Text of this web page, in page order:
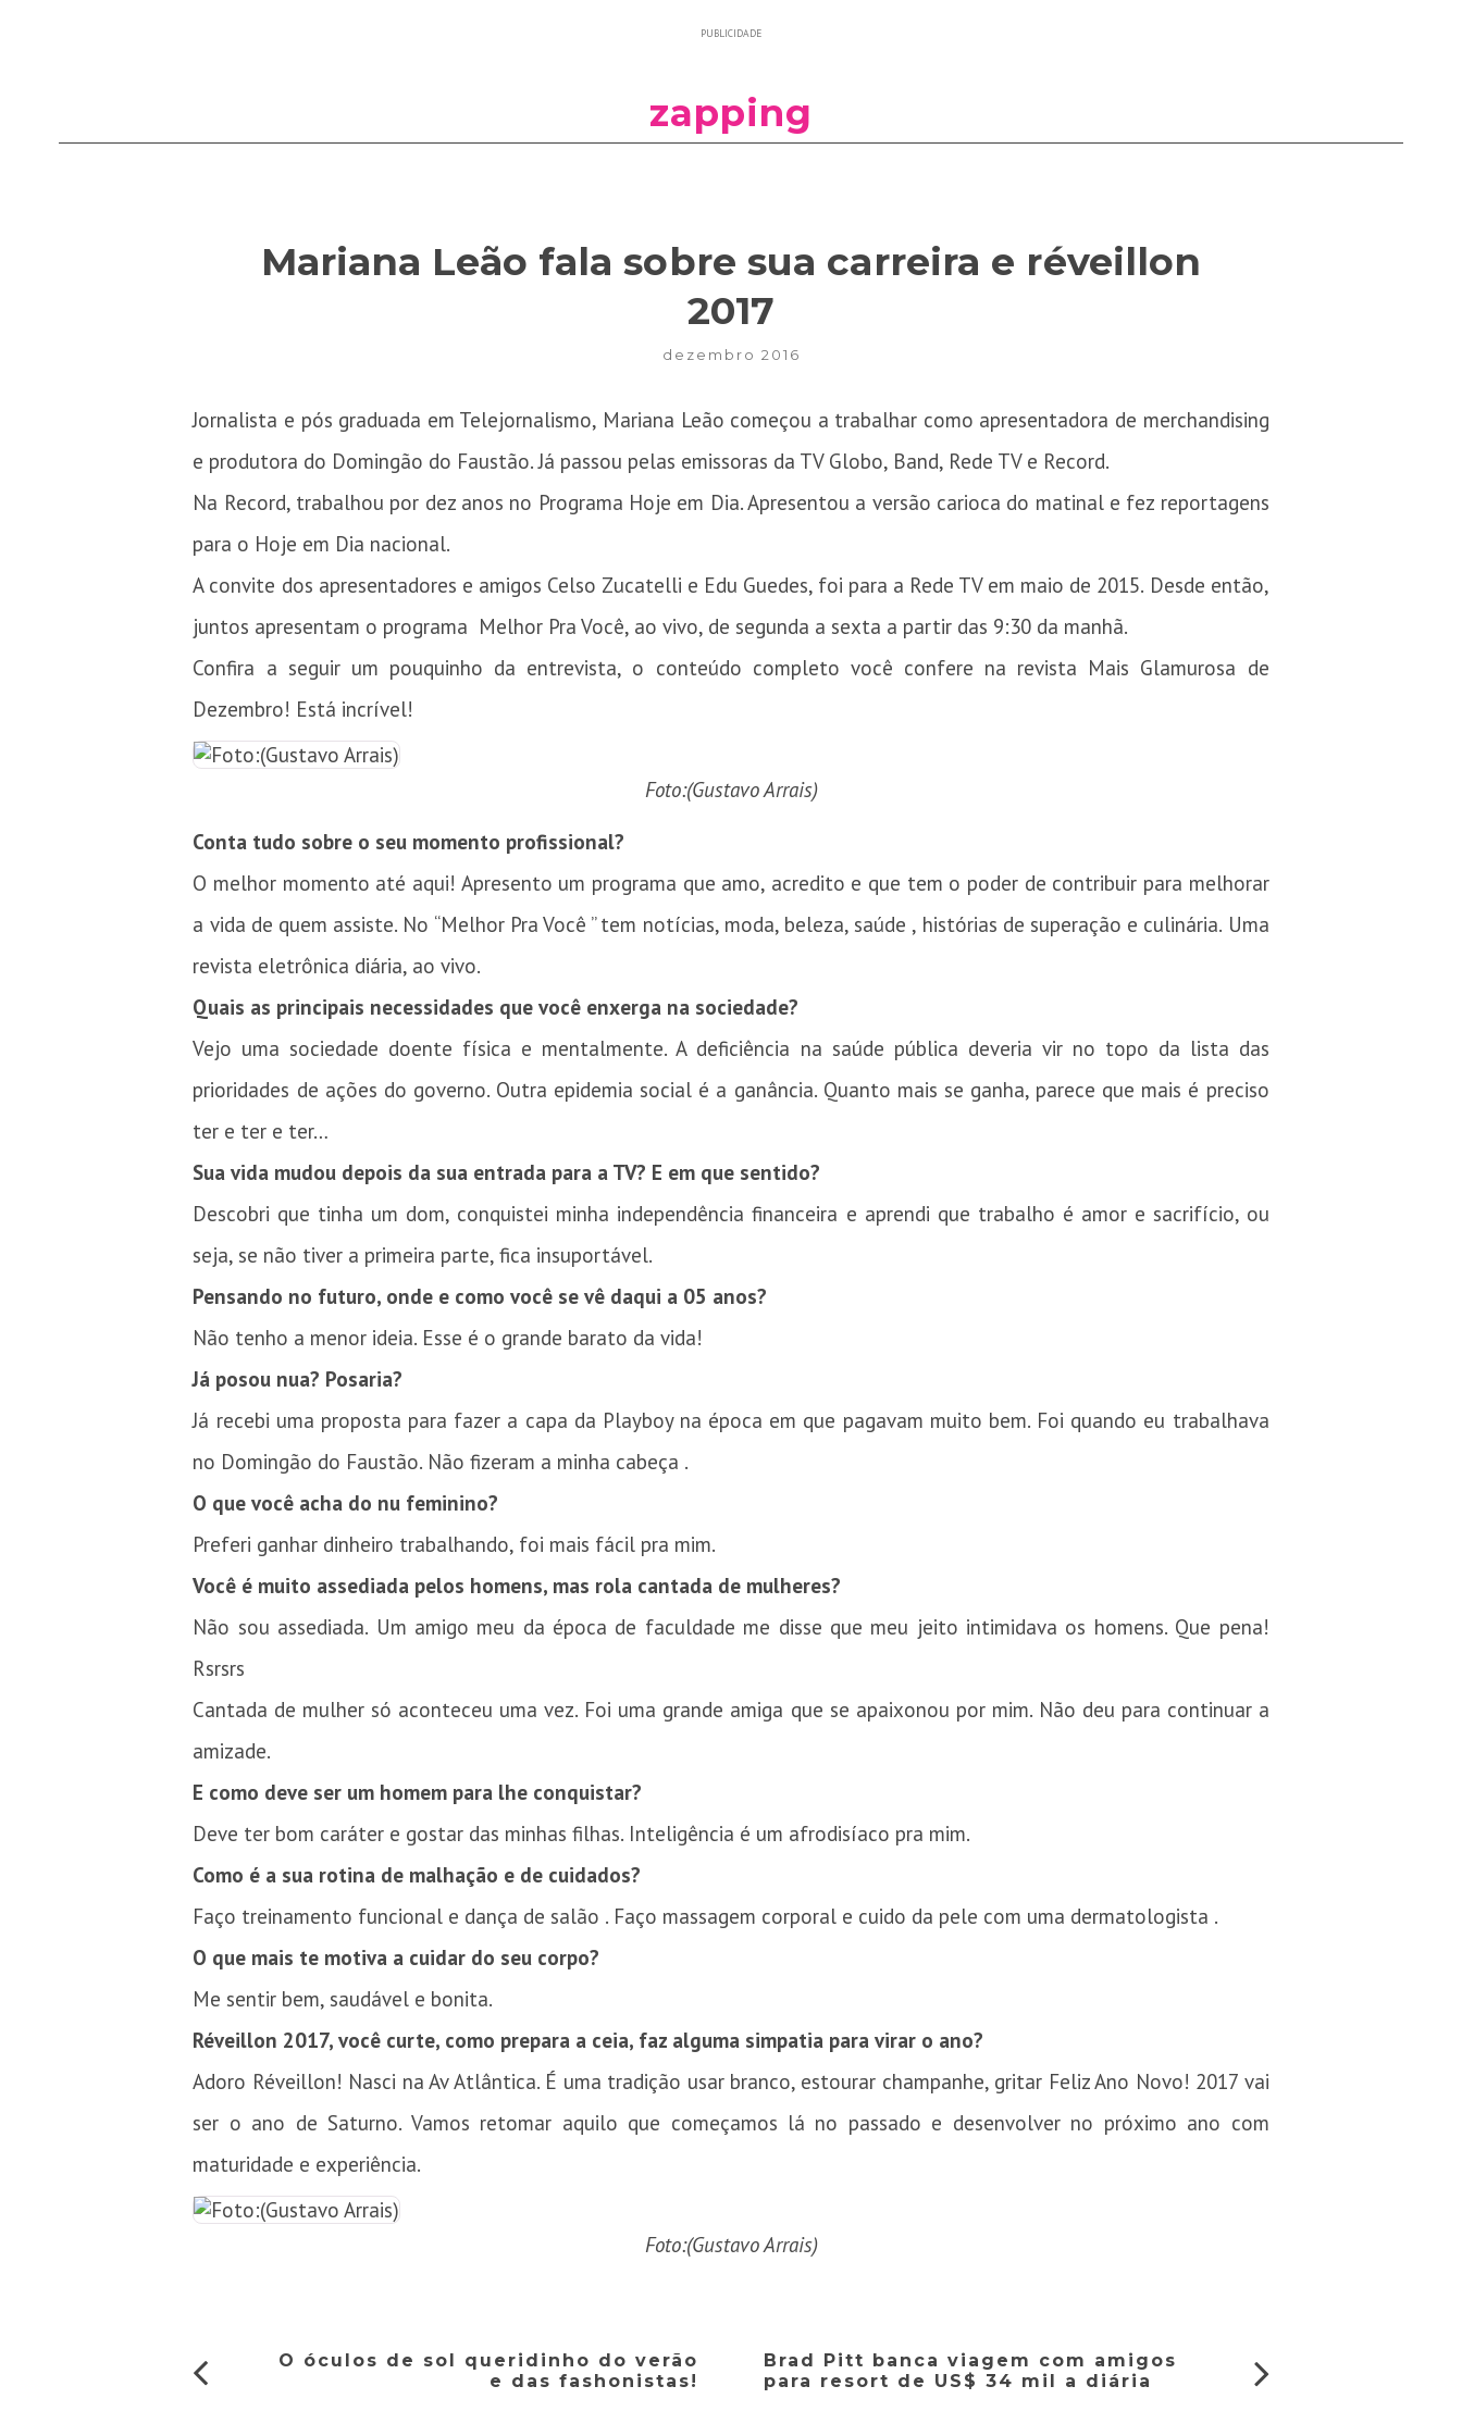
PUBLICIDADE
zapping
Mariana Leão fala sobre sua carreira e réveillon
2017
dezembro 2016
Jornalista e pós graduada em Telejornalismo, Mariana Leão começou a trabalhar como apresentadora de merchandising
e produtora do Domingão do Faustão. Já passou pelas emissoras da TV Globo, Band, Rede TV e Record.
Na Record, trabalhou por dez anos no Programa Hoje em Dia. Apresentou a versão carioca do matinal e fez reportagens
para o Hoje em Dia nacional.
A convite dos apresentadores e amigos Celso Zucatelli e Edu Guedes, foi para a Rede TV em maio de 2015. Desde então,
juntos apresentam o programa Melhor Pra Você, ao vivo, de segunda a sexta a partir das 9:30 da manhã.
Confira a seguir um pouquinho da entrevista, o conteúdo completo você confere na revista Mais Glamurosa de
Dezembro! Está incrível!
Foto:(Gustavo Arrais)
Conta tudo sobre o seu momento profissional?
O melhor momento até aqui! Apresento um programa que amo, acredito e que tem o poder de contribuir para melhorar
a vida de quem assiste. No “Melhor Pra Você ” tem notícias, moda, beleza, saúde , histórias de superação e culinária. Uma
revista eletrônica diária, ao vivo.
Quais as principais necessidades que você enxerga na sociedade?
Vejo uma sociedade doente física e mentalmente. A deficiência na saúde pública deveria vir no topo da lista das
prioridades de ações do governo. Outra epidemia social é a ganância. Quanto mais se ganha, parece que mais é preciso
ter e ter e ter…
Sua vida mudou depois da sua entrada para a TV? E em que sentido?
Descobri que tinha um dom, conquistei minha independência financeira e aprendi que trabalho é amor e sacrifício, ou
seja, se não tiver a primeira parte, fica insuportável.
Pensando no futuro, onde e como você se vê daqui a 05 anos?
Não tenho a menor ideia. Esse é o grande barato da vida!
Já posou nua? Posaria?
Já recebi uma proposta para fazer a capa da Playboy na época em que pagavam muito bem. Foi quando eu trabalhava
no Domingão do Faustão. Não fizeram a minha cabeça .
O que você acha do nu feminino?
Preferi ganhar dinheiro trabalhando, foi mais fácil pra mim.
Você é muito assediada pelos homens, mas rola cantada de mulheres?
Não sou assediada. Um amigo meu da época de faculdade me disse que meu jeito intimidava os homens. Que pena!
Rsrsrs
Cantada de mulher só aconteceu uma vez. Foi uma grande amiga que se apaixonou por mim. Não deu para continuar a
amizade.
E como deve ser um homem para lhe conquistar?
Deve ter bom caráter e gostar das minhas filhas. Inteligência é um afrodisíaco pra mim.
Como é a sua rotina de malhação e de cuidados?
Faço treinamento funcional e dança de salão . Faço massagem corporal e cuido da pele com uma dermatologista .
O que mais te motiva a cuidar do seu corpo?
Me sentir bem, saudável e bonita.
Réveillon 2017, você curte, como prepara a ceia, faz alguma simpatia para virar o ano?
Adoro Réveillon! Nasci na Av Atlântica. É uma tradição usar branco, estourar champanhe, gritar Feliz Ano Novo! 2017 vai
ser o ano de Saturno. Vamos retomar aquilo que começamos lá no passado e desenvolver no próximo ano com
maturidade e experiência.
Foto:(Gustavo Arrais)
O óculos de sol queridinho do verão
e das fashonistas!
Brad Pitt banca viagem com amigos
para resort de US$ 34 mil a diária